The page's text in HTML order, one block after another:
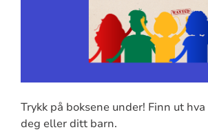
Trykk på boksene under! Finn ut
deg eller ditt barn.